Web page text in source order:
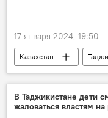
17 января 2024, 19:50
Казахстан
Минздрав Таджикистана
В Таджикистане дети
жаловаться властям